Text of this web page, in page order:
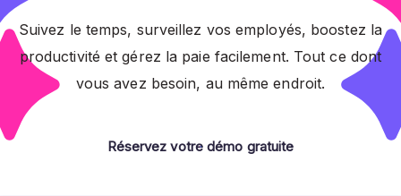
Suivez le temps, surveillez vos employés, boostez la
productivité et gérez la paie facilement. Tout ce dont
vous avez besoin, au même endroit.
Réservez votre démo gratuite